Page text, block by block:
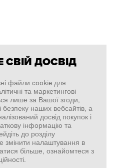
SFD S. A.
СВІЙ ДОСВІД
файли cookie для
та маркетингові
лише за Вашої згоди,
безпеку наших вебсайтів, а
досвід покупок і
інформацію та
до розділу
змінити налаштування в
більше, ознайомтеся з